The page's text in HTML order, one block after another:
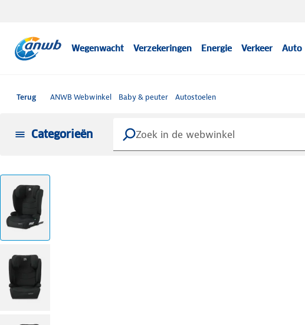
Wegenwacht Verzekeringen Energie Verkeer Auto
Terug ANWB Webwinkel Baby & peuter Autostoelen
Categorieën